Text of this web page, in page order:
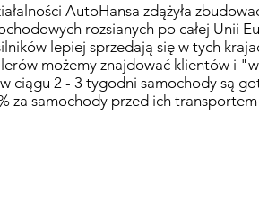
AutoHansa zdążyła
rozsianych po całej Unii
lepiej sprzedają się w tych
możemy znajdować klientów i
w ciągu 2 - 3 tygodni samochody są
za samochody przed ich